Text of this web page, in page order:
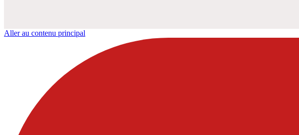
Aller au contenu principal